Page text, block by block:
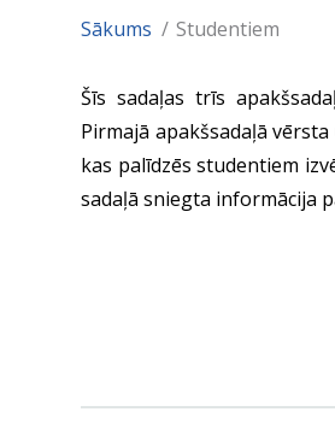
Sākums Studentiem
Šīs sadaļas trīs
Pirmajā apakšsadaļā
kas palīdzēs studentiem
sadaļā sniegta informācija